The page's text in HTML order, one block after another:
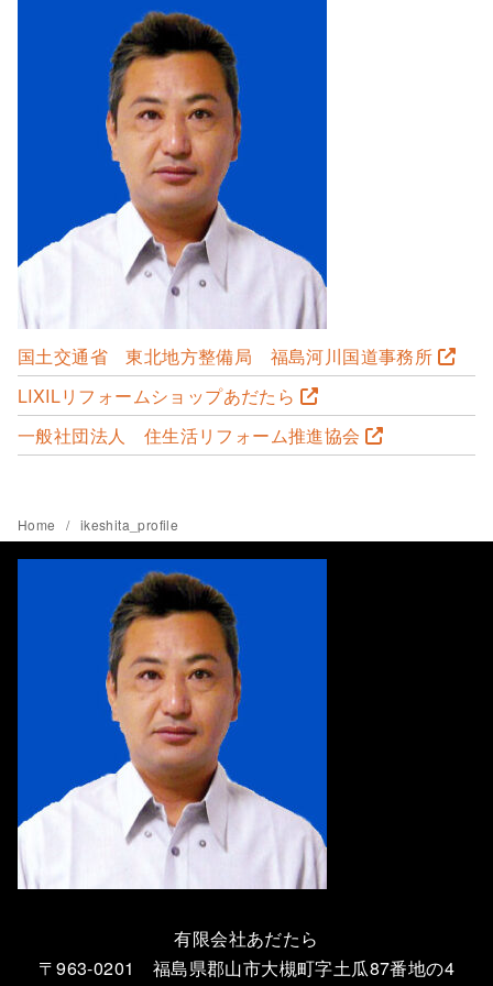
国土交通省 東北地方整備局 福島河川国道事務所
LIXILリフォームショップあだたら
一般社団法人 住生活リフォーム推進協会
Home ikeshita_profile
有限会社あだたら
〒963-0201 福島県郡山市大槻町字土瓜87番地の4